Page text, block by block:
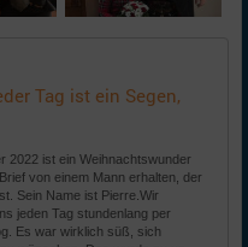
Tag ist ein Segen,
2022 ist ein Weihnachtswunder
von einem Mann erhalten, der
Sein Name ist Pierre.Wir
jeden Tag stundenlang per
Es war wirklich süß, sich